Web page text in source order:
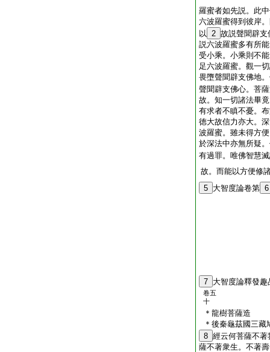
羅蜜者如先説。此
六波羅蜜得到彼岸
以 2 故説聲聞辟支
説六波羅蜜多有所
受小乘。小乘則不
足六波羅蜜。觀一
畏墮聲聞辟支佛地
聲聞辟支佛心。菩
故。知一切諸法畢
有求者不瞋不憂。
徳大故信力亦大。
波羅蜜。雖未得方
於深法中亦無所疑
有過罪。唯佛智慧
故。而能以方便修
5 大智度論卷第 6
7 大智度論釋發
卷五
十
＊龍樹菩薩造
＊後秦龜茲國三藏
8 經云何菩薩不著
薩不著衆生。不著